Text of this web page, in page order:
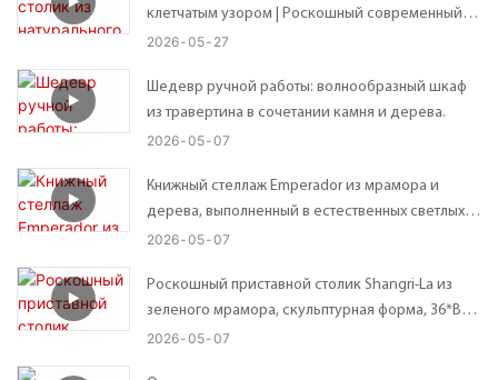
клетчатым узором | Роскошный современный
приставной столик – 41*41*В56 см
2026 05 27
Шедевр ручной работы: волнообразный шкаф
из травертина в сочетании камня и дерева.
2026 05 07
Книжный стеллаж Emperador из мрамора и
дерева, выполненный в естественных светлых и
темных тонах, в современном стиле, с открытой
2026 05 07
Роскошный приставной столик Shangri-La из
зеленого мрамора, скульптурная форма, 36*В45
см.
2026 05 07